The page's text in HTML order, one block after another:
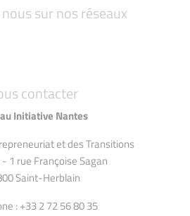
contacter
Initiative Nantes
et des Transitions
1 rue Françoise Sagan
Saint-Herblain
: +33 2 72 56 80 35
sur nos réseaux